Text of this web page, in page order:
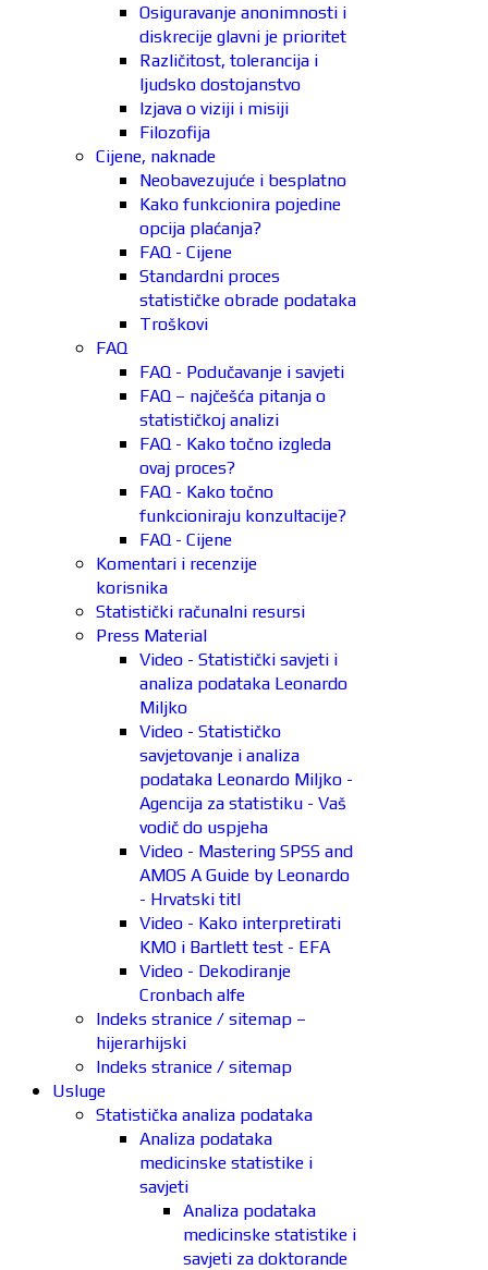
Osiguravanje anonimnosti i
diskrecije glavni je prioritet
Različitost, tolerancija i
ljudsko dostojanstvo
Izjava o viziji i misiji
Filozofija
Cijene, naknade
Neobavezujuće i besplatno
Kako funkcionira pojedine
opcija plaćanja?
FAQ - Cijene
Standardni proces
statističke obrade podataka
Troškovi
FAQ
FAQ - Podučavanje i savjeti
FAQ – najčešća pitanja o
statističkoj analizi
FAQ - Kako točno izgleda
ovaj proces?
FAQ - Kako točno
funkcioniraju konzultacije?
FAQ - Cijene
Komentari i recenzije
korisnika
Statistički računalni resursi
Press Material
Video - Statistički savjeti i
analiza podataka Leonardo
Miljko
Video - Statističko
savjetovanje i analiza
podataka Leonardo Miljko -
Agencija za statistiku - Vaš
vodič do uspjeha
Video - Mastering SPSS and
AMOS A Guide by Leonardo
- Hrvatski titl
Video - Kako interpretirati
KMO i Bartlett test - EFA
Video - Dekodiranje
Cronbach alfe
Indeks stranice / sitemap –
hijerarhijski
Indeks stranice / sitemap
Usluge
Statistička analiza podataka
Analiza podataka
medicinske statistike i
savjeti
Analiza podataka
medicinske statistike i
savjeti za doktorande